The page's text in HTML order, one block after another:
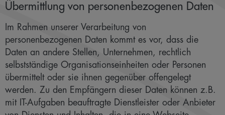
Übermittlung von personenbezogenen Daten
Im Rahmen unserer Verarbeitung von
personenbezogenen Daten kommt es vor, dass die
Daten an andere Stellen, Unternehmen, rechtlich
selbstständige Organisationseinheiten oder Personen
übermittelt oder sie ihnen gegenüber offengelegt
werden. Zu den Empfängern dieser Daten können z.B.
mit IT-Aufgaben beauftragte Dienstleister oder Anbieter